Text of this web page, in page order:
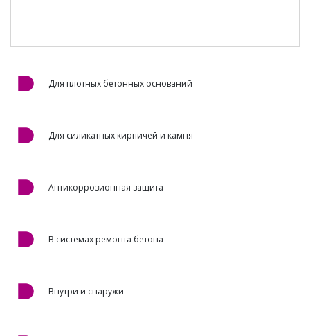
Для плотных бетонных оснований
Для силикатных кирпичей и камня
Антикоррозионная защита
В системах ремонта бетона
Внутри и снаружи